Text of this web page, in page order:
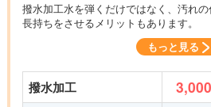
撥水加工水を弾くだけではなく、汚れ
長持ちをさせるメリットもあります。
もっと見る
撥水加工 3,000